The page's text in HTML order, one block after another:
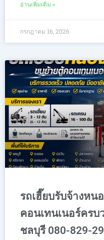
อ่านเพิ่มเติม »
กรกฎาคม 16, 2026
รถเฮี๊ยบรับจ้างหน
คอนเทนเนอร์ครบ
ชลบุรี 080-829-